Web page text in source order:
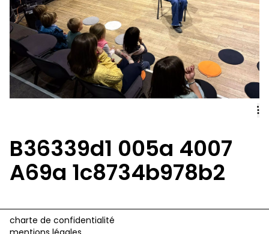
Journal Vénerie- version papier
Newsletter
AA
B36339d1 005a 4007
A69a 1c8734b978b2
charte de confidentialité